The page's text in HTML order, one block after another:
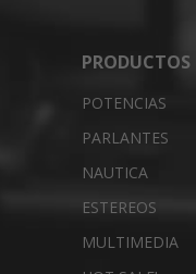
PRODUCTOS
POTENCIAS
PARLANTES
NAUTICA
ESTEREOS
MULTIMEDIA